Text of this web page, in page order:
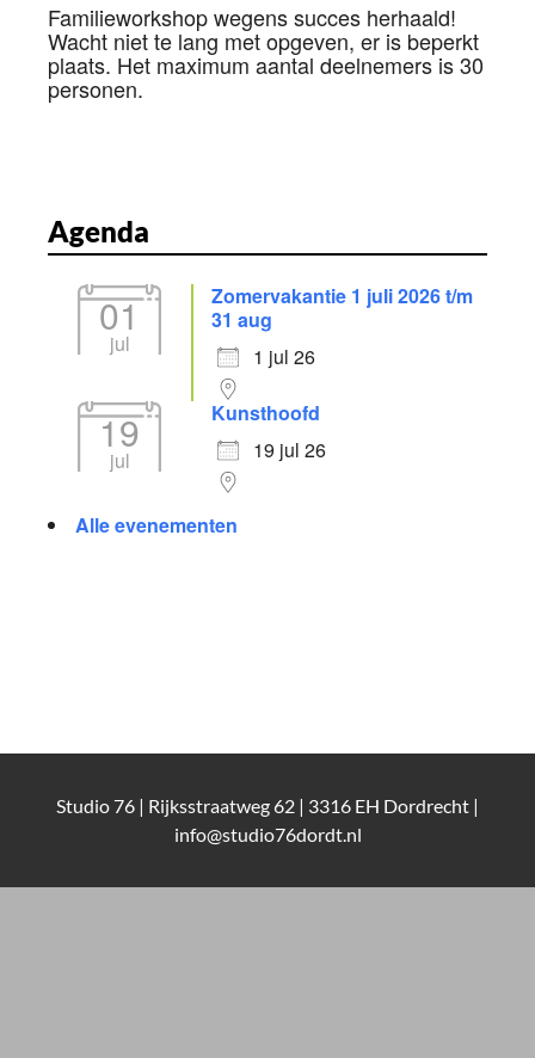
Familieworkshop wegens succes herhaald!
Wacht niet te lang met opgeven, er is beperkt
plaats. Het maximum aantal deelnemers is 30
personen.
Agenda
01
jul
Zomervakantie 1 juli 2026 t/m
31 aug
1 jul 26
19
jul
Kunsthoofd
19 jul 26
Alle evenementen
Studio 76 | Rijksstraatweg 62 | 3316 EH Dordrecht |
info@studio76dordt.nl